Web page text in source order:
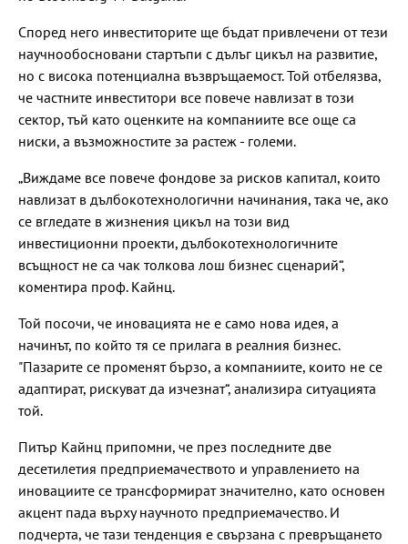
Според него инвеститорите ще бъдат привлечени от тези
научнообосновани стартъпи с дълъг цикъл на развитие,
но с висока потенциална възвръщаемост. Той отбелязва,
че частните инвеститори все повече навлизат в този
сектор, тъй като оценките на компаниите все още са
ниски, а възможностите за растеж - големи.
„Виждаме все повече фондове за рисков капитал, които
навлизат в дълбокотехнологични начинания, така че, ако
се вгледате в жизнения цикъл на този вид
инвестиционни проекти, дълбокотехнологичните
всъщност не са чак толкова лош бизнес сценарий“,
коментира проф. Кайнц.
Той посочи, че иновацията не е само нова идея, а
начинът, по който тя се прилага в реалния бизнес.
"Пазарите се променят бързо, а компаниите, които не се
адаптират, рискуват да изчезнат“, анализира ситуацията
той.
Питър Кайнц припомни, че през последните две
десетилетия предприемачеството и управлението на
иновациите се трансформират значително, като основен
акцент пада върху научното предприемачество. И
подчерта, че тази тенденция е свързана с превръщането